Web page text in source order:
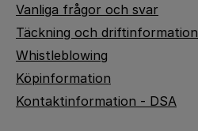
Vanliga frågor och svar
Täckning och driftinformation
Whistleblowing
Köpinformation
Kontaktinformation - DSA